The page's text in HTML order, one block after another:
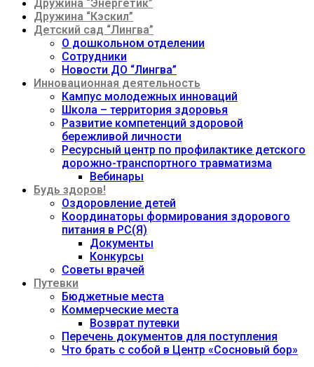
Дружина “Энергетик”
Дружина “Кэскил”
Детский сад “Лингва”
О дошкольном отделении
Сотрудники
Новости ДО “Лингва”
Инновационная деятельность
Кампус молодежных инноваций
Школа – территория здоровья
Развитие компетенций здоровой
бережливой личности
Ресурсный центр по профилактике детского
дорожно-транспортного травматизма
Вебинары
Будь здоров!
Оздоровление детей
Координаторы формирования здорового
питания в РС(Я)
Документы
Конкурсы
Советы врачей
Путевки
Бюджетные места
Коммерческие места
Возврат путевки
Перечень документов для поступления
Что брать с собой в Центр «Сосновый бор»